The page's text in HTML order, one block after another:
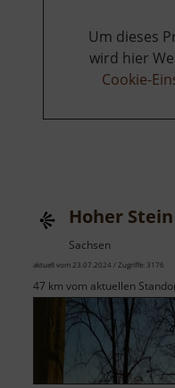
Um dieses
wird hier
Cookie-
Hoher
Sachsen
aktuell vom 23.07.2024 / Zugriffe: 3176
47 km vom aktuellen